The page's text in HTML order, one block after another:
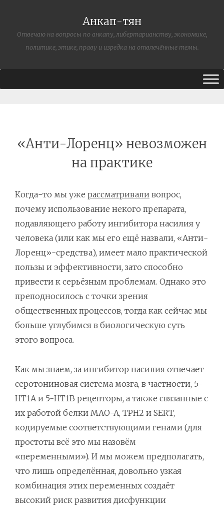
Анкап-тян
Отвечаю на вопросы по анкапу, либертарианству, экономике,
политике, этике, праву и изредка на отвлечённые темы.
«Анти-Лоренц» невозможен
на практике
Когда-то мы уже рассматривали вопрос,
почему использование некого препарата,
подавляющего работу ингибитора насилия у
человека (или как мы его ещё назвали, «Анти-
Лоренц»-средства), имеет мало практической
пользы и эффективности, зато способно
привести к серьёзным проблемам. Однако это
преподносилось с точки зрения
общественных процессов, тогда как сейчас мы
больше углубимся в биологическую суть
этого вопроса.
Как мы знаем, за ингибитор насилия отвечает
серотониновая система мозга, в частности, 5-
HT1A и 5-HT1B рецепторы, а также связанные с
их работой белки MAO-A, TPH2 и SERT,
кодируемые соответствующими генами (для
простоты всё это мы назовём
«переменными»). И мы можем предполагать,
что лишь определённая, довольно узкая
комбинация этих переменных создаёт
высокий риск развития дисфункции